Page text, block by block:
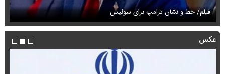
فیلم/ خط و نشان ترامپ برای سوئیس
عکس